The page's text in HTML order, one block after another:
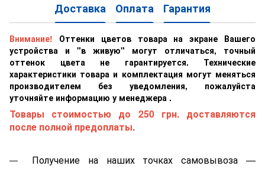
Доставка Оплата Гарантия
Внимание!
Оттенки цветов товара на экране Вашего
устройства и "в живую" могут отличаться, точный
оттенок цвета не гарантируется. Технические
характеристики товара и комплектация могут меняться
производителем без уведомления, пожалуйста
уточняйте информацию у менеджера .
Товары стоимостью до 250 грн. доставляются
после полной предоплаты.
Получение на наших точках самовывоза —